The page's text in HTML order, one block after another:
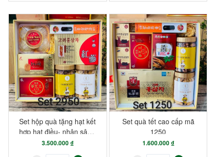
Set hộp quà tặng hạt kết
hợp hạt điều- nhân sâm-
yến sào cao cấp mã 2950
3.500.000 ₫
Set quà tết cao cấp mã
1250
1.600.000 ₫